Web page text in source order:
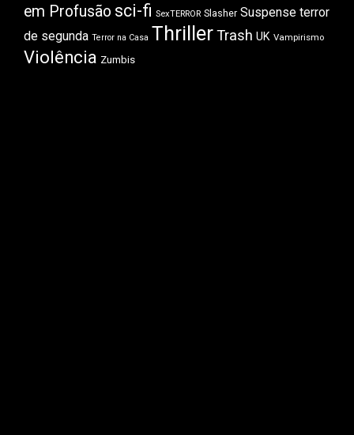
em Profusão sci-fi SexTERROR Slasher Suspense terror
de segunda Terror na Casa ThrillerTrash UK Vampirismo
Violência Zumbis